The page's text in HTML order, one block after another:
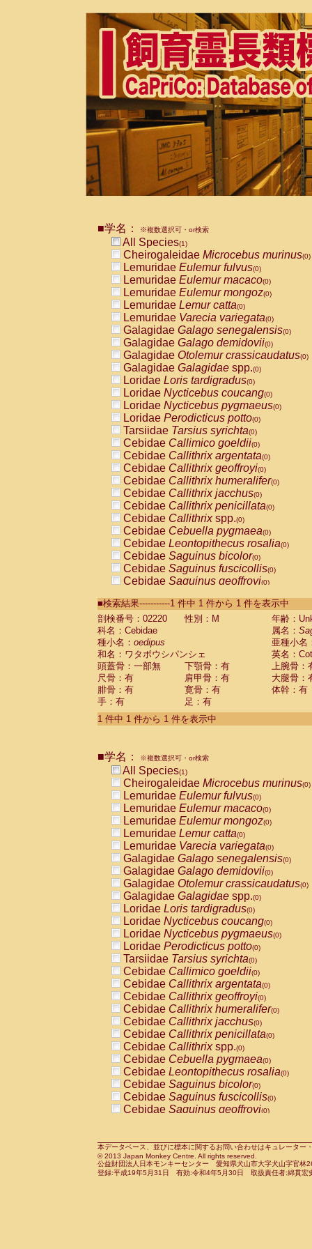
■学名： ※複数選択可・or検索
All Species(1)
Cheirogaleidae Microcebus murinus(0)
Lemuridae Eulemur fulvus(0)
Lemuridae Eulemur macaco(0)
Lemuridae Eulemur mongoz(0)
Lemuridae Lemur catta(0)
Lemuridae Varecia variegata(0)
Galagidae Galago senegalensis(0)
Galagidae Galago demidovii(0)
Galagidae Otolemur crassicaudatus(0)
Galagidae Galagidae spp.(0)
Loridae Loris tardigradus(0)
Loridae Nycticebus coucang(0)
Loridae Nycticebus pygmaeus(0)
Loridae Perodicticus potto(0)
Tarsiidae Tarsius syrichta(0)
Cebidae Callimico goeldii(0)
Cebidae Callithrix argentata(0)
Cebidae Callithrix geoffroyi(0)
Cebidae Callithrix humeralifer(0)
Cebidae Callithrix jacchus(0)
Cebidae Callithrix penicillata(0)
Cebidae Callithrixspp.(0)
Cebidae Cebuella pygmaea(0)
Cebidae Leontopithecus rosalia(0)
Cebidae Saguinus bicolor(0)
Cebidae Saguinus fuscicollis(0)
Cebidae Saguinus geoffroyi(0)
CebidaeSaguinus labiatus(0)
Cebidae Saguinus leucopus (0)
Cebidae
Cebidae
CebidaeSaguinus nigricollis (0)
Cebidae Saguinus oedipus
Cebidae Saguinus weddelli
Cebidae Saguinusspp.
Cebidae Aotus trivirgatus
Cebidae Cebus albifrons
CebidaeCebus nigrivittatus
CebidaeCebus
CebidaeSaimiri boliviensis(0)
CebidaeSaimiri sciureus(0)
AtelidaeAlouatta caraya(0)
AtelidaeAlouatta fusca(0)
AtelidaeAlouatta seniculus
AtelidaeAlouattaspp.(0)
AtelidaeAteles belzebuth(0)
AtelidaeAteles geoffroyi(0)
AtelidaeAteles paniscus(0)
AtelidaeAtelesspp.(0)
Atelidae Lagothrix lagothricha
AtelidaeLagothrix lagothricha cana
PitheciidaeCacajao calvus
PitheciidaeCallicebus cupreus
PitheciidaeCallicebus donacophilus
PitheciidaeCallicebus moloch
PitheciidaeCallicebus torquatus
PitheciidaeCallicebusspp.(0)
PitheciidaeChiropotes satanas(0)
PitheciidaePithecia monachus
PitheciidaePithecia pithecia(0)
CercopithecidaeCercocebus agilis
CercopithecidaeCercocebus
CercopithecidaeCercocebus
CercopithecidaeCercocebus
CercopithecidaeCercocebus
CercopithecidaeCercocebushybrid
CercopithecidaePapio anubis(0)
CercopithecidaePapio cynocephalus
CercopithecidaePapio hamadryas(0)
■検索結果-----------1 件中 1 件から 1 件を表示中
剖検番号：02220
性別：M
年齢：
科名：Cebidae
属名：
種小名： oedipus
亜種小名
和名：ワタボウシパンシェ
英名：
頭蓋骨：一部無
下顎骨：有
上腕骨：
尺骨：有
肩甲骨：有
大腿骨：
腓骨：有
寛骨：有
体幹：有
手：有
足：有
1 件中 1 件から 1 件を表示中
■学名： ※複数選択可・or検索
All Species(1)
Cheirogaleidae Microcebus murinus(0)
Lemuridae Eulemur fulvus(0)
Lemuridae Eulemur macaco(0)
Lemuridae Eulemur mongoz(0)
Lemuridae Lemur catta(0)
Lemuridae Varecia variegata(0)
Galagidae Galago senegalensis(0)
Galagidae Galago demidovii(0)
Galagidae Otolemur crassicaudatus(0)
Galagidae Galagidae spp.(0)
Loridae Loris tardigradus(0)
Loridae Nycticebus coucang(0)
Loridae Nycticebus pygmaeus(0)
Loridae Perodicticus potto(0)
Tarsiidae Tarsius syrichta(0)
Cebidae Callimico goeldii(0)
Cebidae Callithrix argentata(0)
Cebidae Callithrix geoffroyi(0)
Cebidae Callithrix humeralifer(0)
Cebidae Callithrix jacchus(0)
Cebidae Callithrix penicillata(0)
Cebidae Callithrixspp.(0)
Cebidae Cebuella pygmaea(0)
Cebidae Leontopithecus rosalia(0)
Cebidae Saguinus bicolor(0)
Cebidae Saguinus fuscicollis(0)
Cebidae Saguinus geoffroyi(0)
CebidaeSaguinus leucopus(0)
CebidaeSaguinus midas(0)
Cebidae Saguinus mystax(0)
本データベース、並びに標本に関するお問い合わせはキュレータ
© 2013 Japan Monkey Centre. All rights reserved.
公益財団法人日本モンキーセンター 愛知県犬山市大字犬山字官
登録:平成19年5月31日 有効:令和4年5月30日 取扱責任者:綿貫宏